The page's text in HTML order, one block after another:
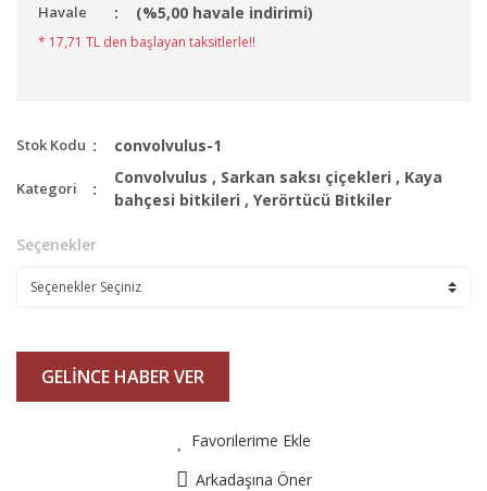
Havale (%5,00 havale indirimi)
* 17,71 TL den başlayan taksitlerle!!
Stok Kodu convolvulus-1
Kategori
Convolvulus , Sarkan saksı çiçekleri , Kaya
bahçesi bitkileri , Yerörtücü Bitkiler
Seçenekler
GELİNCE HABER VER
Favorilerime Ekle
Arkadaşına Öner